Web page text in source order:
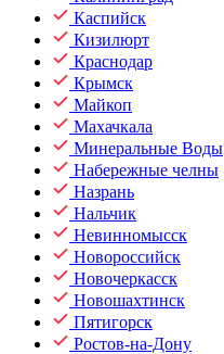
Каспийск
Кизилюрт
Краснодар
Крымск
Майкоп
Махачкала
Минеральные Воды
Набережные челны
Назрань
Нальчик
Невинномысск
Новороссийск
Новочеркасск
Новошахтинск
Пятигорск
Ростов-на-Дону